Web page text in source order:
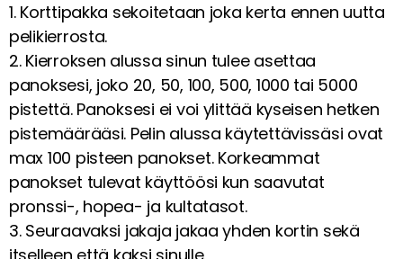
1. Korttipakka sekoitetaan joka kerta ennen uutta
pelikierrosta.
2. Kierroksen alussa sinun tulee asettaa
panoksesi, joko 20, 50, 100, 500, 1000 tai 5000
pistettä. Panoksesi ei voi ylittää kyseisen hetken
pistemäärääsi. Pelin alussa käytettävissäsi ovat
max 100 pisteen panokset. Korkeammat
panokset tulevat käyttöösi kun saavutat
pronssi-, hopea- ja kultatasot.
3. Seuraavaksi jakaja jakaa yhden kortin sekä